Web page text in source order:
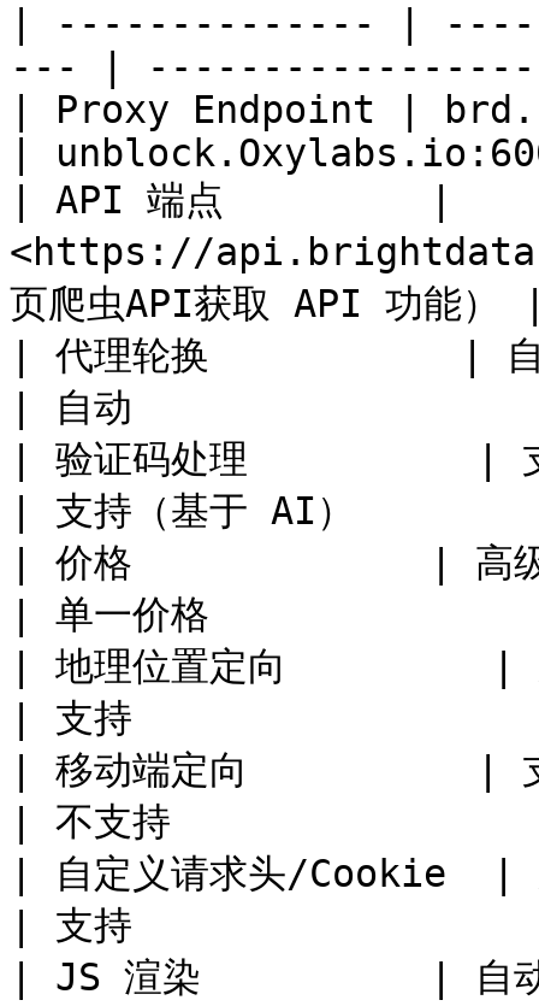
| -------------- |
--- |
| Proxy Endpoint |
|
| API 端点         |
<https://
页爬虫API获取 API 功能）
| 代理轮换           | 自
| 自动
| 验证码处理          |
| 支持（基于 AI）
| 价格             | 高级
| 单一价格
| 地理位置定向         |
| 支持
| 移动端定向          |
| 不支持
| 自定义请求头/Cookie  |
| 支持
| JS 渲染          | 自